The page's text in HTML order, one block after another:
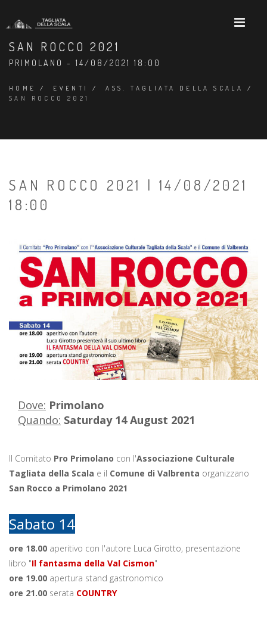
SAN ROCCO 2021
PRIMOLANO - 14/08/2021 18:00
HOME / EVENTI /ASS. TAGLIATA DELLA SCALA
/
SAN ROCCO 2021
SAN ROCCO 2021 | 14/08/2021
18:00
Dove: Primolano
Quando: Saturday 14 August 2021
Il Comitato Pro Primolano con l'Associazione Culturale
Tagliata della Scala e il Comune di Valbrenta organizzano
San Rocco a Primolano 2021
Sabato 14
ore 18.00 aperitivo con l'autore Luca Girotto, presentazione
libro "Il fantasma della Val Cismon"
ore 19.00 apertura stand gastronomico
ore 21.00 serata COUNTRY